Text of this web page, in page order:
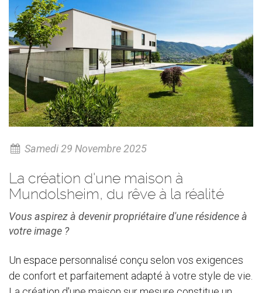
Samedi 29 Novembre 2025
La création d'une maison à
Mundolsheim, du rêve à la réalité
Vous aspirez à devenir propriétaire d'une résidence à
votre image ?
Un espace personnalisé conçu selon vos exigences
de confort et parfaitement adapté à votre style de vie.